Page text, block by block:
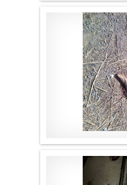
موقع لا الأخباري
.